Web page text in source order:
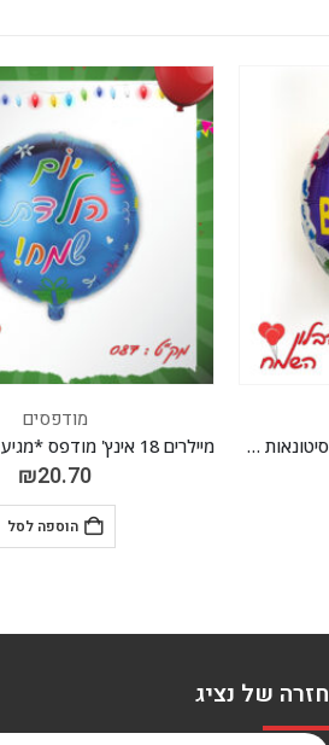
מיילרים 18 אינץ' מודפס *מגיע בסיטונאות חבילה של 5 יח' *
מודפסים
₪20.70
הוספה לסל
חזרה של נציג